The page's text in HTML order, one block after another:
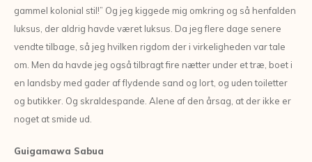
gammel kolonial stil!” Og jeg kiggede mig omkring og så henfalden
luksus, der aldrig havde været luksus. Da jeg flere dage senere
vendte tilbage, så jeg hvilken rigdom der i virkeligheden var tale
om. Men da havde jeg også tilbragt fire nætter under et træ, boet i
en landsby med gader af flydende sand og lort, og uden toiletter
og butikker. Og skraldespande. Alene af den årsag, at der ikke er
noget at smide ud.
Guigamawa Sabua